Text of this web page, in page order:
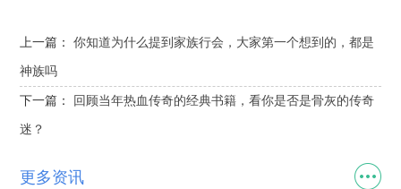
上一篇： 你知道为什么提到家族行会，大家第一个想到的，都是
神族吗
下一篇： 回顾当年热血传奇的经典书籍，看你是否是骨灰的传奇
迷？
更多资讯